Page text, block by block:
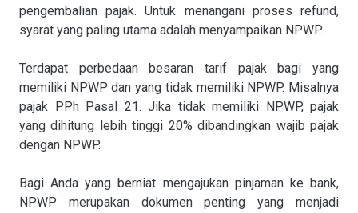
pengembalian pajak. Untuk menangani proses refund,
syarat yang paling utama adalah menyampaikan NPWP.
Terdapat perbedaan besaran tarif pajak bagi yang
memiliki NPWP dan yang tidak memiliki NPWP. Misalnya
pajak PPh Pasal 21. Jika tidak memiliki NPWP, pajak
yang dihitung lebih tinggi 20% dibandingkan wajib pajak
dengan NPWP.
Bagi Anda yang berniat mengajukan pinjaman ke bank,
NPWP merupakan dokumen penting yang menjadi